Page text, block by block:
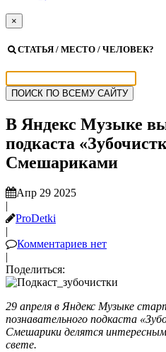
×
СТАТЬЯ / МЕСТО / ЧЕЛОВЕК?
В Яндекс Музыке
подкаста
Смешариками
Апр 29 2025
|
ProDetki
|
Комментариев нет
|
Поделиться:
29 апреля в Яндекс Музыке
познавательного подкаста
Смешарики делятся
свете.